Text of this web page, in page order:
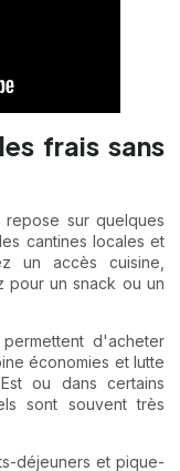
frais sans
repose sur quelques
cantines locales et
un accès cuisine,
pour un snack ou un
permettent d'acheter
économies et lutte
ou dans certains
sont souvent très
déjeuners et pique-